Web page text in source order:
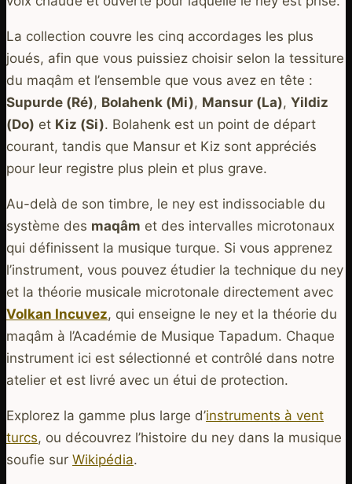
La collection couvre les cinq accordages les plus
joués, afin que vous puissiez choisir selon la tessiture
du maqâm et l’ensemble que vous avez en tête :
Supurde (Ré), Bolahenk (Mi), Mansur (La), Yildiz
(Do) et Kiz (Si). Bolahenk est un point de départ
courant, tandis que Mansur et Kiz sont appréciés
pour leur registre plus plein et plus grave.
Au-delà de son timbre, le ney est indissociable du
système des maqâm et des intervalles microtonaux
qui définissent la musique turque. Si vous apprenez
l’instrument, vous pouvez étudier la technique du ney
et la théorie musicale microtonale directement avec
Volkan Incuvez, qui enseigne le ney et la théorie du
maqâm à l’Académie de Musique Tapadum. Chaque
instrument ici est sélectionné et contrôlé dans notre
atelier et est livré avec un étui de protection.
Explorez la gamme plus large d’instruments à vent
turcs, ou découvrez l’histoire du ney dans la musique
soufie sur Wikipédia.